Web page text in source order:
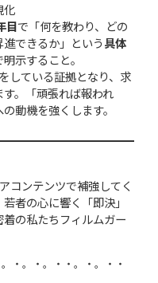
化
目で「何を教わり、どの
できるか」という具体
示すること。
している証拠となり、求
す。「頑張れば報われ
動機を強くします。
コンテンツで補強してく
者の心に響く「即決」
の私たちフィルムガー
・。・。・・。・。・・